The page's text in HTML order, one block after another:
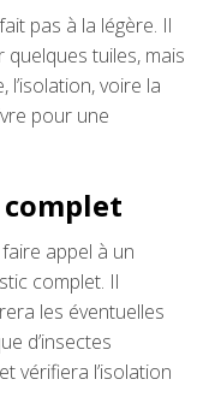
pas à la légère. Il
quelques tuiles, mais
voire la
pour une
appel à un
complet. Il
les éventuelles
d’insectes
vérifiera l’isolation